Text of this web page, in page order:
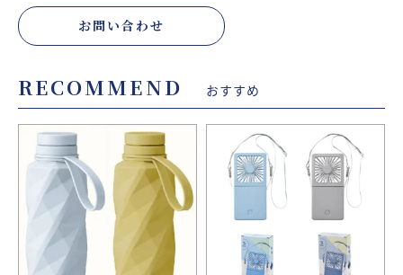
お問い合わせ
RECOMMEND おすすめ